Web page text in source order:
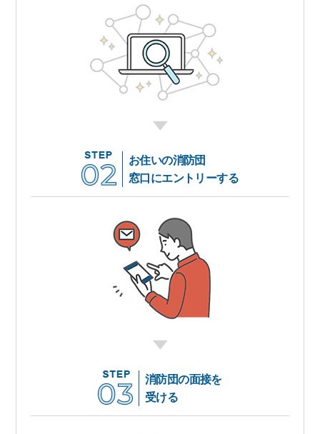
お住いの消防団
窓口にエントリーする
消防団の面接を
受ける